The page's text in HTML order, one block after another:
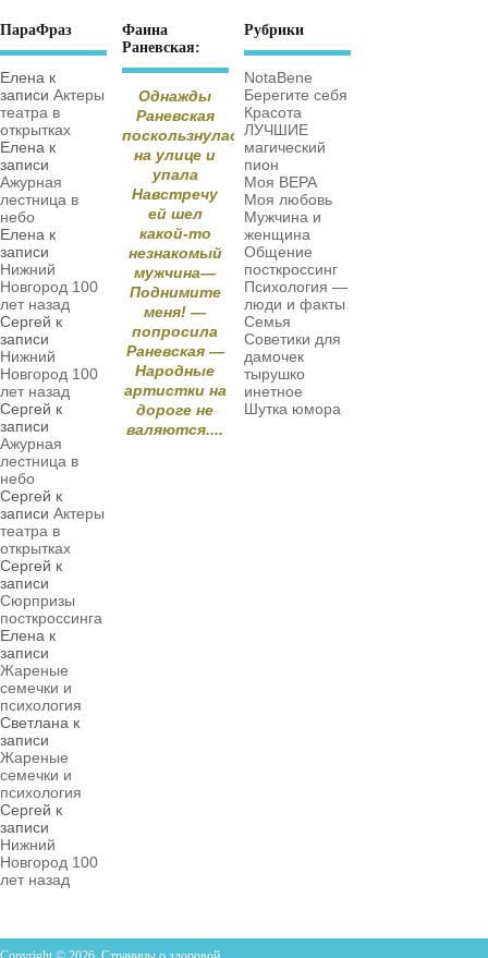
ПараФраз
Елена к
записи Актеры
театра в
открытках
Елена к
записи
Ажурная
лестница в
небо
Елена к
записи
Нижний
Новгород 100
лет назад
Сергей к
записи
Нижний
Новгород 100
лет назад
Сергей к
записи
Ажурная
лестница в
небо
Сергей к
записи Актеры
театра в
открытках
Сергей к
записи
Сюрпризы
посткроссинга
Елена к
записи
Жареные
семечки и
психология
Светлана к
записи
Жареные
семечки и
психология
Сергей к
записи
Нижний
Новгород 100
лет назад
Фаина
Раневская:
Однажды
Раневская
поскользнулась
на улице и
упала
Навстречу
ей шел
какой-то
незнакомый
мужчина—
Поднимите
меня! —
попросила
Раневская —
Народные
артистки на
дороге не
валяются....
Рубрики
NotaBene
Берегите себя
Красота
ЛУЧШИЕ
магический
пион
Моя ВЕРА
Моя любовь
Мужчина и
женщина
Общение
посткроссинг
Психология —
люди и факты
Семья
Советики для
дамочек
тырушко
инетное
Шутка юмора